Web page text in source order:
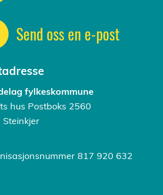
Send oss en e-post
fylkeskommune
hus Postboks 2560
Steinkjer
817 920 632